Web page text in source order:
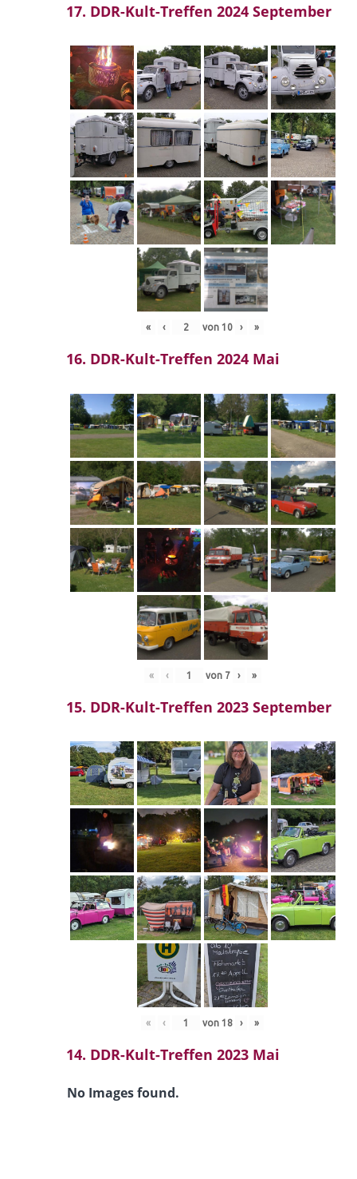
17. DDR-Kult-Treffen 2024 September
« ‹ von 10 › »
16. DDR-Kult-Treffen 2024 Mai
« ‹ von 7 › »
15. DDR-Kult-Treffen 2023 September
« ‹ von 18 › »
14. DDR-Kult-Treffen 2023 Mai
No Images found.